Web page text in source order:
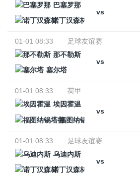
巴塞罗那
vs
诺丁汉森林
01-01 08:33
足球友谊赛
那不勒斯
vs
塞尔塔
01-01 08:33
荷甲
埃因霍温
vs
福图纳锡塔德
01-01 08:33
足球友谊赛
乌迪内斯
vs
诺丁汉森林